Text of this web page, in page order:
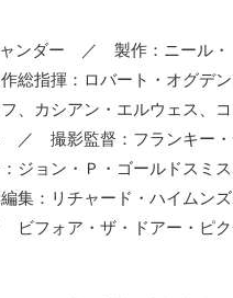
ンダー ／ 製作：ニール・
指揮：ロバート・オグデ
、カシアン・エルウェス、コ
／ 撮影監督：フランキー
ジョン・Ｐ・ゴールドス
：リチャード・ハイムン
フォア・ザ・ドアー・ピク